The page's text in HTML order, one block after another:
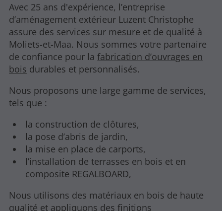
Avec 25 ans d'expérience, l’entreprise
d’aménagement extérieur Luzent Christophe
assure des services sur mesure et de qualité à
Moliets-et-Maa. Nous sommes votre partenaire
de confiance pour lafabrication d’ouvrages en
bois durables et personnalisés.
Nous proposons une large gamme de services,
tels que :
la construction de clôtures,
la pose d’abris de jardin,
la mise en place de carports,
l’installation de terrasses en bois et en
composite REGALBOARD,
Nous utilisons des matériaux en bois de haute
qualité et appliquons des finitions